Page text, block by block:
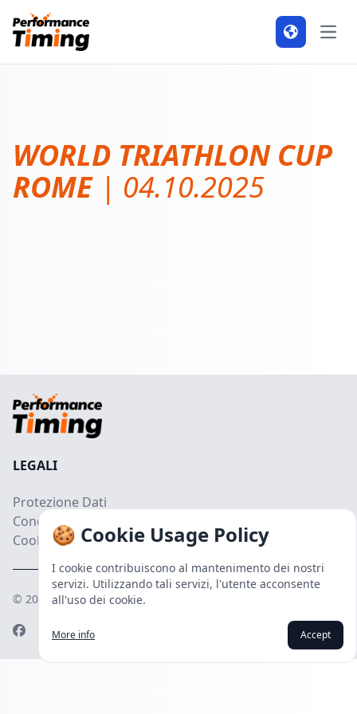
WORLD TRIATHLON CUP
ROME| 04.10.2025
🍪 Cookie Usage Policy
I cookie contribuiscono al mantenimento dei nostri
servizi. Utilizzando tali servizi, l'utente acconsente
all'uso dei cookie.
More info Accept
LEGALI
Protezione Dati
Condizioni
Cookies
© 2024Performance Timing™
Facebook page
Instagram page
Youtube channel